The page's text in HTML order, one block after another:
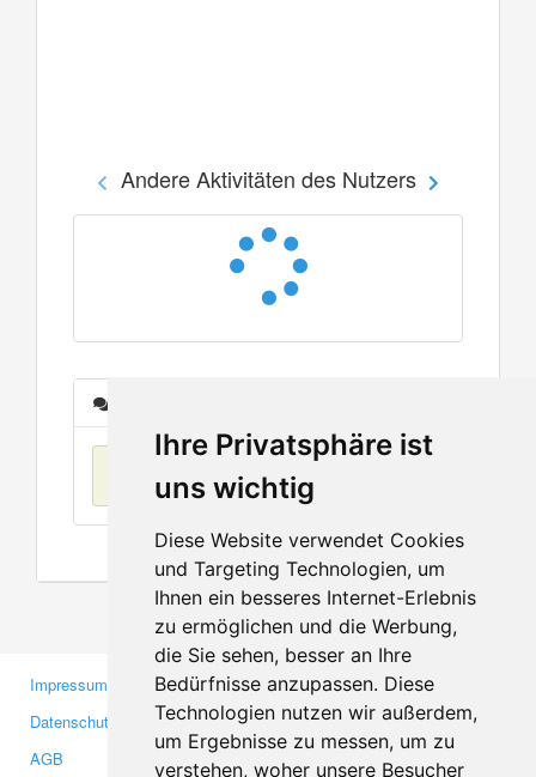
Ihre Privatsphäre ist
uns wichtig
Diese Website verwendet Cookies
und Targeting Technologien, um
Ihnen ein besseres Internet-Erlebnis
zu ermöglichen und die Werbung,
die Sie sehen, besser an Ihre
Bedürfnisse anzupassen. Diese
Technologien nutzen wir außerdem,
um Ergebnisse zu messen, um zu
verstehen, woher unsere Besucher
Andere Aktivitäten des Nutzers
Keine Einträge
Impressum
Datenschutzerklärung
AGB
Gewerbetreibende
Investoren